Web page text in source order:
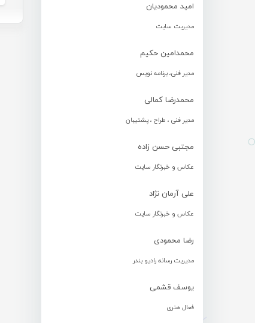
امید محمودیان
مدیریت سایت
محمدامین حکیم
مدیر فنی، برنامه نویس
محمدرضا کمالی
مدیر فنی ، طراح ، پشتیبان
مجتبی حسن زاده
عکاس و خبرنگار سایت
علی آرمان نژاد
عکاس و خبرنگار سایت
رضا محمودی
مدیریت رسانه رادیو بندر
یوسف قشمی
فعال هنری